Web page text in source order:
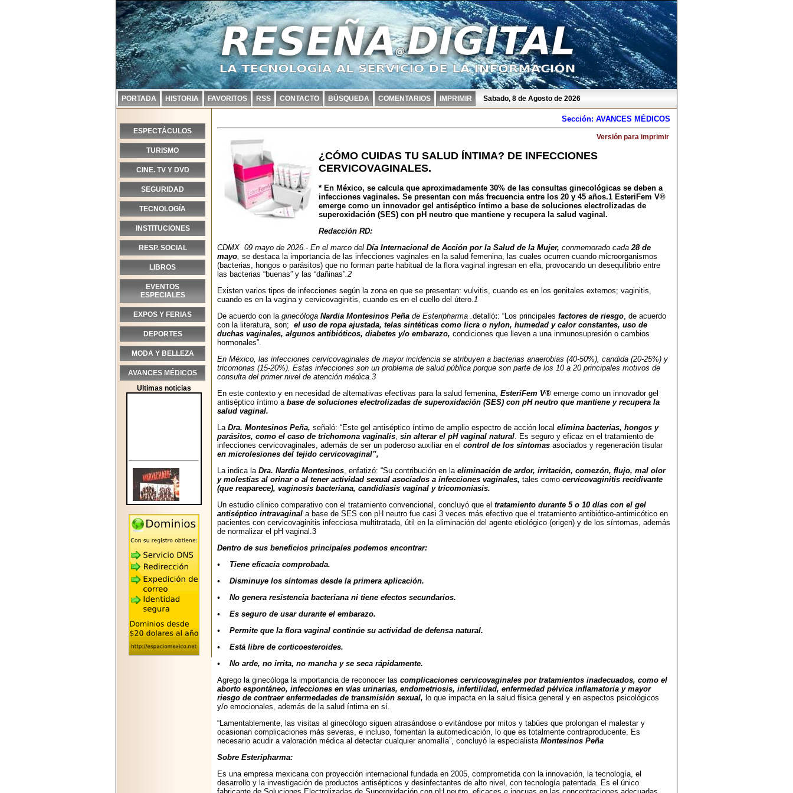
PORTADA HISTORIA FAVORITOS RSS CONTACTO BÚSQUEDA COMENTARIOS IMPRIMIR Sabado, 8 de Agosto de 2026
ESPECTÁCULOS
TURISMO
CINE. TV Y DVD
SEGURIDAD
TECNOLOGÍA
INSTITUCIONES
RESP. SOCIAL
LIBROS
EVENTOS
ESPECIALES
EXPOS Y FERIAS
DEPORTES
MODA Y BELLEZA
AVANCES MÉDICOS
Ultimas noticias
2026-05-25
"MARIACHAZO"
REÚNE A LAS
LEYENDAS
MARIACHI VARGAS
Y NUEVO
TECALITLÁN EN LA
ARENA CDMX.
2025-10-16
Sección: AVANCES MÉDICOS
Versión para imprimir
¿CÓMO CUIDAS TU SALUD ÍNTIMA? DE INFECCIONES
CERVICOVAGINALES.
* En México, se calcula que aproximadamente 30% de las consultas ginecológicas se deben a
infecciones vaginales. Se presentan con más frecuencia entre los 20 y 45 años.1 EsteriFem V®
emerge como un innovador gel antiséptico íntimo a base de soluciones electrolizadas de
superoxidación (SES) con pH neutro que mantiene y recupera la salud vaginal.
Redacción RD:
CDMX 09 mayo de 2026.- En el marco del Día Internacional de Acción por la Salud de la Mujer, conmemorado cada28 de
mayo, se destaca la importancia de las infecciones vaginales en la salud femenina, las cuales ocurren cuando microorganismos
(bacterias, hongos o parásitos) que no forman parte habitual de la flora vaginal ingresan en ella, provocando un desequilibrio entre
las bacterias “buenas” y las “dañinas”.2
Existen varios tipos de infecciones según la zona en que se presentan: vulvitis, cuando es en los genitales externos; vaginitis,
cuando es en la vagina y cervicovaginitis, cuando es en el cuello del útero.1
De acuerdo con la ginecóloga Nardia Montesinos Peña de Esteripharma .detalló:: “Los principales factores de riesgo, de acuerdo
con la literatura, son; el uso de ropa ajustada, telas sintéticas como licra o nylon, humedad y calor constantes, uso de
duchas vaginales, algunos antibióticos, diabetes y/o embarazo, condiciones que lleven a una inmunosupresión o cambios
hormonales”.
En México, las infecciones cervicovaginales de mayor incidencia se atribuyen a bacterias anaerobias (40-50%), candida (20-25%) y
tricomonas (15-20%). Estas infecciones son un problema de salud pública porque son parte de los 10 a 20 principales motivos de
consulta del primer nivel de atención médica.3
En este contexto y en necesidad de alternativas efectivas para la salud femenina, EsteriFem V® emerge como un innovador gel
antiséptico íntimo a base de soluciones electrolizadas de superoxidación (SES) con pH neutro que mantiene y recupera la
salud vaginal.
La Dra. Montesinos Peña, señaló: “Este gel antiséptico íntimo de amplio espectro de acción local elimina bacterias, hongos y
parásitos, como el caso de trichomona vaginalis, sin alterar el pH vaginal natural. Es seguro y eficaz en el tratamiento de
infecciones cervicovaginales, además de ser un poderoso auxiliar en el control de los síntomas asociados y regeneración tisular
en microlesiones del tejido cervicovaginal”,
La indica la Dra. Nardia Montesinos, enfatizó: “Su contribución en la eliminación de ardor, irritación, comezón, flujo, mal olor
y molestias al orinar o al tener actividad sexual asociados a infecciones vaginales, tales como cervicovaginitis recidivante
(que reaparece), vaginosis bacteriana, candidiasis vaginal y tricomoniasis.
Un estudio clínico comparativo con el tratamiento convencional, concluyó que el tratamiento durante 5 o 10 días con el gel
antiséptico intravaginal a base de SES con pH neutro fue casi 3 veces más efectivo que el tratamiento antibiótico-antimicótico en
pacientes con cervicovaginitis infecciosa multitratada, útil en la eliminación del agente etiológico (origen) y de los síntomas, además
de normalizar el pH vaginal.3
Dentro de sus beneficios principales podemos encontrar:
• Tiene eficacia comprobada.
• Disminuye los síntomas desde la primera aplicación.
• No genera resistencia bacteriana ni tiene efectos secundarios.
• Es seguro de usar durante el embarazo.
• Permite que la flora vaginal continúe su actividad de defensa natural.
• Está libre de corticoesteroides.
• No arde, no irrita, no mancha y se seca rápidamente.
Agrego la ginecóloga la importancia de reconocer las complicaciones cervicovaginales por tratamientos inadecuados, como el
aborto espontáneo, infecciones en vías urinarias, endometriosis, infertilidad, enfermedad pélvica inflamatoria y mayor
riesgo de contraer enfermedades de transmisión sexual, lo que impacta en la salud física general y en aspectos psicológicos
y/o emocionales, además de la salud íntima en sí.
“Lamentablemente, las visitas al ginecólogo siguen atrasándose o evitándose por mitos y tabúes que prolongan el malestar y
ocasionan complicaciones más severas, e incluso, fomentan la automedicación, lo que es totalmente contraproducente. Es
necesario acudir a valoración médica al detectar cualquier anomalía”, concluyó la especialista Montesinos Peña
Sobre Esteripharma:
Es una empresa mexicana con proyección internacional fundada en 2005, comprometida con la innovación, la tecnología, el
desarrollo y la investigación de productos antisépticos y desinfectantes de alto nivel, con tecnología patentada. Es el único